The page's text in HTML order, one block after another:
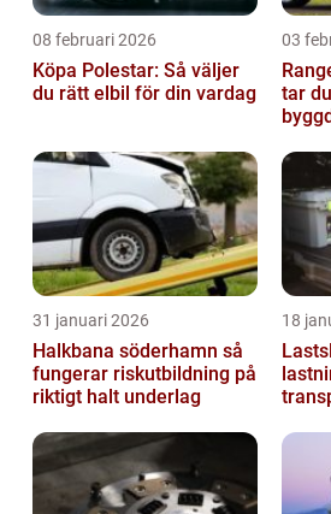
08 februari 2026
Köpa Polestar: Så väljer
du rätt elbil för din vardag
03
tar
31 januari 2026
Halkbana söderhamn så
fungerar riskutbildning på
riktigt halt underlag
18
Lastsläde